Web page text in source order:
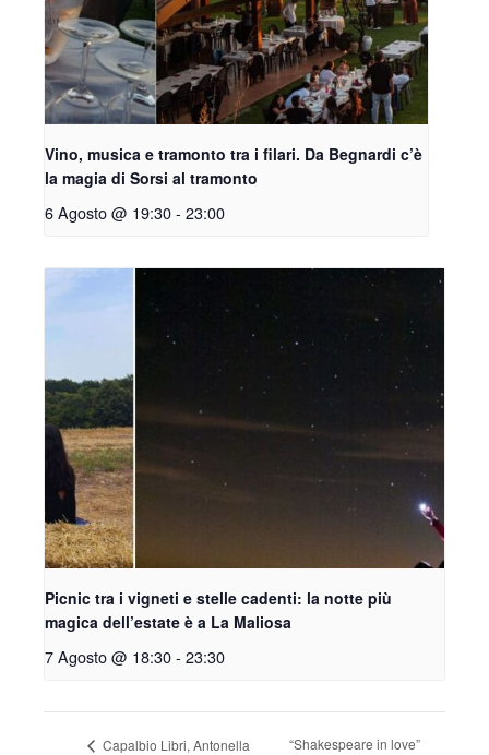
Vino, musica e tramonto tra i filari. Da Begnardi c’è
la magia di Sorsi al tramonto
6 Agosto @ 19:30- 23:00
Picnic tra i vigneti e stelle cadenti: la notte più
magica dell’estate è a La Maliosa
7 Agosto @ 18:30- 23:30
Capalbio Libri, Antonella
“Shakespeare in love”